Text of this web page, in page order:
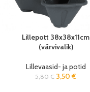
Lillepott 38x38x11cm
(värvivalik)
Lillevaasid- ja potid
5,80€ 3,50 €